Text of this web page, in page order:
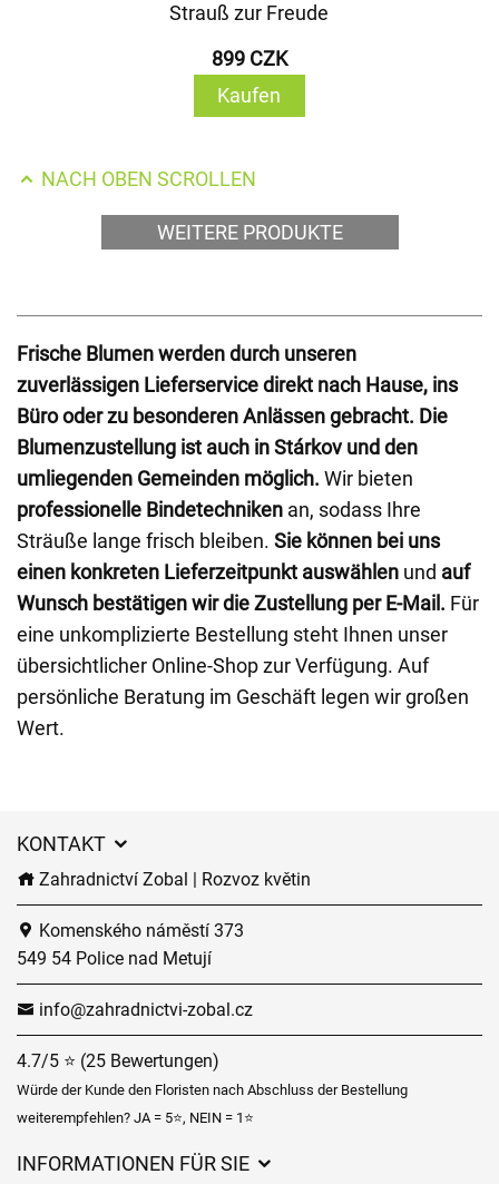
Strauß zur Freude
899 CZK
Kaufen
NACH OBEN SCROLLEN
WEITERE PRODUKTE
Frische Blumen werden durch unseren
zuverlässigen Lieferservice direkt nach Hause, ins
Büro oder zu besonderen Anlässen gebracht. Die
Blumenzustellung ist auch in Stárkov und den
umliegenden Gemeinden möglich. Wir bieten
professionelle Bindetechniken an, sodass Ihre
Sträuße lange frisch bleiben. Sie können bei uns
einen konkreten Lieferzeitpunkt auswählen und auf
Wunsch bestätigen wir die Zustellung per E-Mail. Für
eine unkomplizierte Bestellung steht Ihnen unser
übersichtlicher Online-Shop zur Verfügung. Auf
persönliche Beratung im Geschäft legen wir großen
Wert.
KONTAKT
Zahradnictví Zobal | Rozvoz květin
Komenského náměstí 373
549 54 Police nad Metují
info@zahradnictvi-zobal.cz
4.7/5 ⭐ (25 Bewertungen)
Würde der Kunde den Floristen nach Abschluss der Bestellung
weiterempfehlen? JA = 5⭐, NEIN = 1⭐
INFORMATIONEN FÜR SIE